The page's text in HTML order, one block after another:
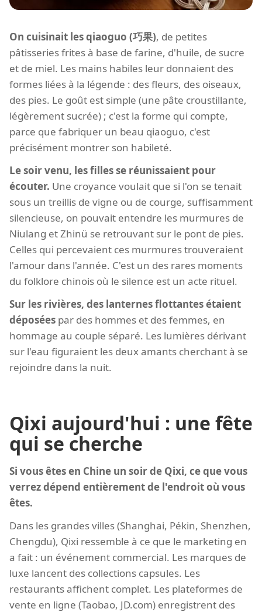
On cuisinait les qiaoguo (巧果), de petites
pâtisseries frites à base de farine, d'huile, de sucre
et de miel. Les mains habiles leur donnaient des
formes liées à la légende : des fleurs, des oiseaux,
des pies. Le goût est simple (une pâte croustillante,
légèrement sucrée) ; c'est la forme qui compte,
parce que fabriquer un beau qiaoguo, c'est
précisément montrer son habileté.
Le soir venu, les filles se réunissaient pour
écouter. Une croyance voulait que si l'on se tenait
sous un treillis de vigne ou de courge, suffisamment
silencieuse, on pouvait entendre les murmures de
Niulang et Zhinü se retrouvant sur le pont de pies.
Celles qui percevaient ces murmures trouveraient
l'amour dans l'année. C'est un des rares moments
du folklore chinois où le silence est un acte rituel.
Sur les rivières, des lanternes flottantes étaient
déposées par des hommes et des femmes, en
hommage au couple séparé. Les lumières dérivant
sur l'eau figuraient les deux amants cherchant à se
rejoindre dans la nuit.
Qixi aujourd'hui : une fête
qui se cherche
Si vous êtes en Chine un soir de Qixi, ce que vous
verrez dépend entièrement de l'endroit où vous
êtes.
Dans les grandes villes (Shanghai, Pékin, Shenzhen,
Chengdu), Qixi ressemble à ce que le marketing en
a fait : un événement commercial. Les marques de
luxe lancent des collections capsules. Les
restaurants affichent complet. Les plateformes de
vente en ligne (Taobao, JD.com) enregistrent des